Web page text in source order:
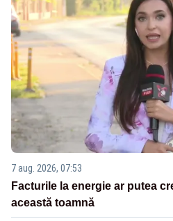
7 aug. 2026, 07:53
Facturile la energie ar putea
această toamnă